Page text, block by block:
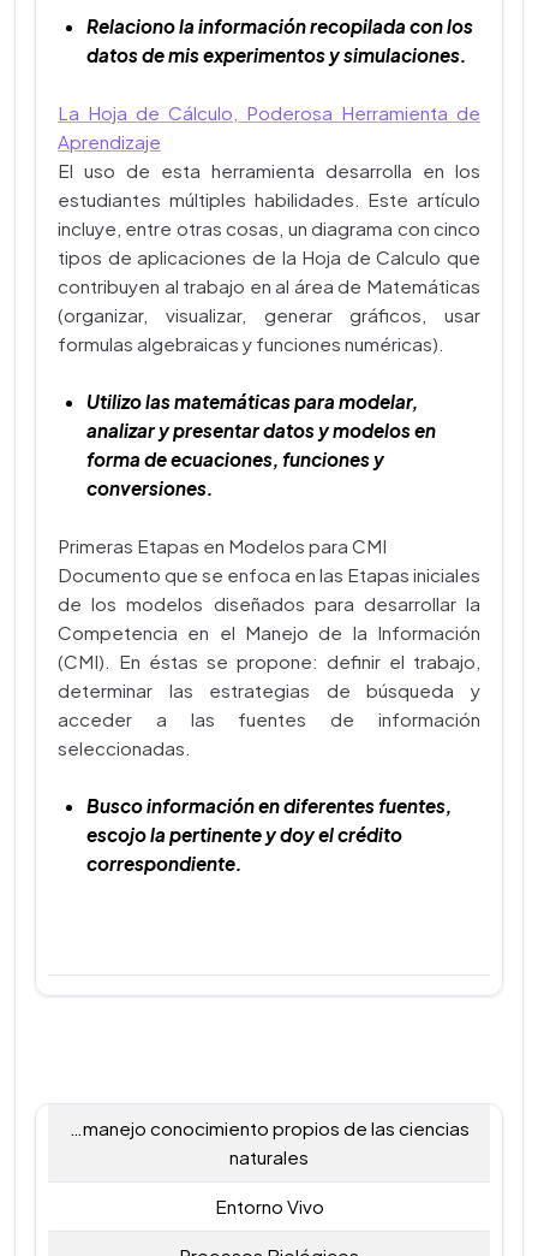
Relaciono la información recopilada con los
datos de mis experimentos y simulaciones.
La Hoja de Cálculo, Poderosa Herramienta de
Aprendizaje
El uso de esta herramienta desarrolla en los
estudiantes múltiples habilidades. Este artículo
incluye, entre otras cosas, un diagrama con cinco
tipos de aplicaciones de la Hoja de Calculo que
contribuyen al trabajo en al área de Matemáticas
(organizar, visualizar, generar gráficos, usar
formulas algebraicas y funciones numéricas).
Utilizo las matemáticas para modelar,
analizar y presentar datos y modelos en
forma de ecuaciones, funciones y
conversiones.
Primeras Etapas en Modelos para CMI
Documento que se enfoca en las Etapas iniciales
de los modelos diseñados para desarrollar la
Competencia en el Manejo de la Información
(CMI). En éstas se propone: definir el trabajo,
determinar las estrategias de búsqueda y
acceder a las fuentes de información
seleccionadas.
Busco información en diferentes fuentes,
escojo la pertinente y doy el crédito
correspondiente.
…manejo conocimiento propios de las ciencias
naturales
Entorno Vivo